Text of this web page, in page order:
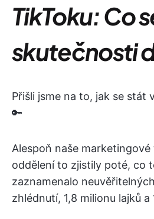
TikToku: Co
skutečnosti
Přišli jsme na to, jak se stát
🔑
Alespoň naše
oddělení to zjistily poté, co
zaznamenalo
zhlédnutí, 1,8 milionu lajků